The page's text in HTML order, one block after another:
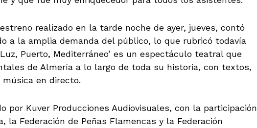
realizado en la tarde noche de ayer, jueves, contó
a la amplia demanda del público, lo que rubricó todavía
Puerto, Mediterráneo’ es un espectáculo teatral que
de Almería a lo largo de toda su historia, con textos,
música en directo.
por Kuver Producciones Audiovisuales, con la participación
la Federación de Peñas Flamencas y la Federación